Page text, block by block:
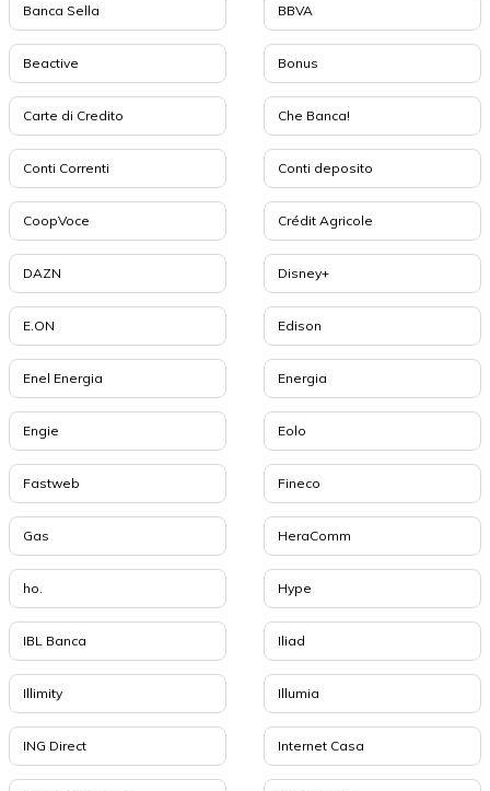
Banca Sella BBVA
Beactive Bonus
Carte di Credito Che Banca!
Conti Correnti Conti deposito
CoopVoce Crédit Agricole
DAZN Disney+
E.ON Edison
Enel Energia Energia
Engie Eolo
Fastweb Fineco
Gas HeraComm
ho. Hype
IBL Banca Iliad
Illimity Illumia
ING Direct Internet Casa